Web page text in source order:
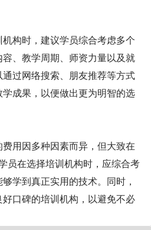
构时，建议学员综合考虑多个
、教学周期、师资力量以及就
过网络搜索、朋友推荐等方式
成果，以便做出更为明智的选
用因多种因素而异，但大致在
员在选择培训机构时，应综合考
学到真正实用的技术。同时，
口碑的培训机构，以避免不必